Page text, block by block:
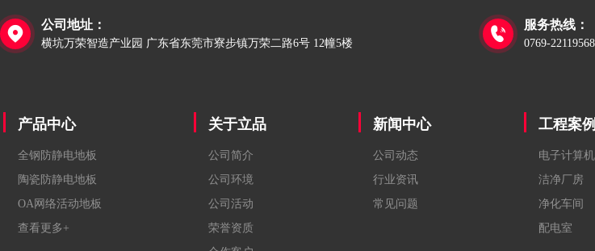

公司地址：
横坑万荣智造产业园 广东省东莞市寮步镇万荣二路6号 12幢5楼

服务热线：
0769-22119568
产品中心
全钢防静电地板
陶瓷防静电地板
OA网络活动地板
查看更多+
关于立品
公司简介
公司环境
公司活动
荣誉资质
新闻中心
公司动态
行业资讯
常见问题
工程案例
电子计算
洁净厂房
净化车间
配电室